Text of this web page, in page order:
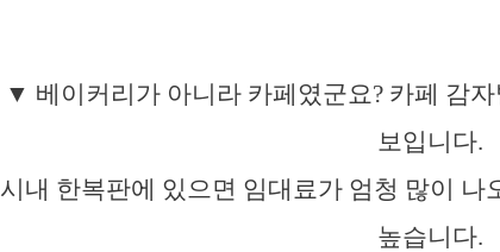
▼ 베이커리가 아니라 카페였군요? 카페 감
보입니다.
시내 한복판에 있으면 임대료가 엄청 많이 나
높습니다.